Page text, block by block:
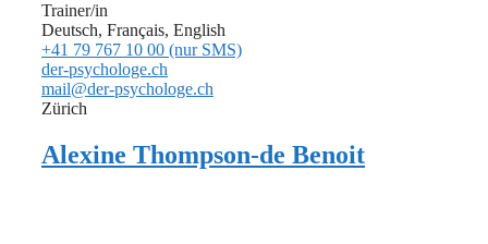
Trainer/in
Deutsch, Français, English
+41 79 767 10 00 (nur SMS)
der-psychologe.ch
mail@der-psychologe.ch
Zürich
Alexine Thompson-de Benoit